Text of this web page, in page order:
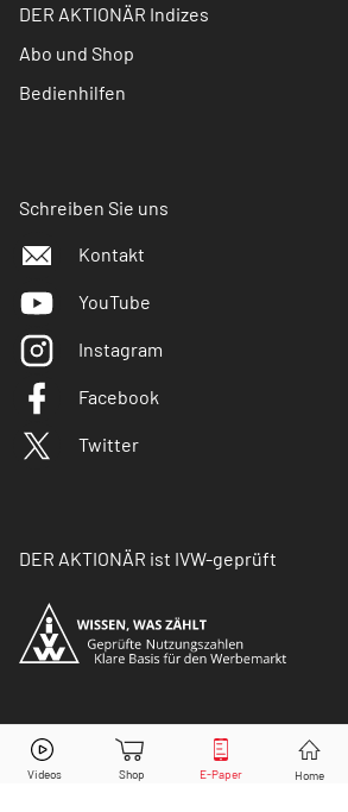
DER AKTIONÄR Indizes
Abo und Shop
Bedienhilfen
Schreiben Sie uns
Kontakt
YouTube
Instagram
Facebook
Twitter
DER AKTIONÄR ist IVW-geprüft
© Copyright 2026 Börsenmedien